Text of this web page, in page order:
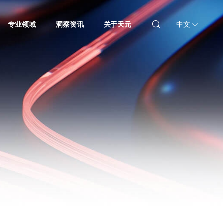
专业领域 洞察资讯 关于天元 中文